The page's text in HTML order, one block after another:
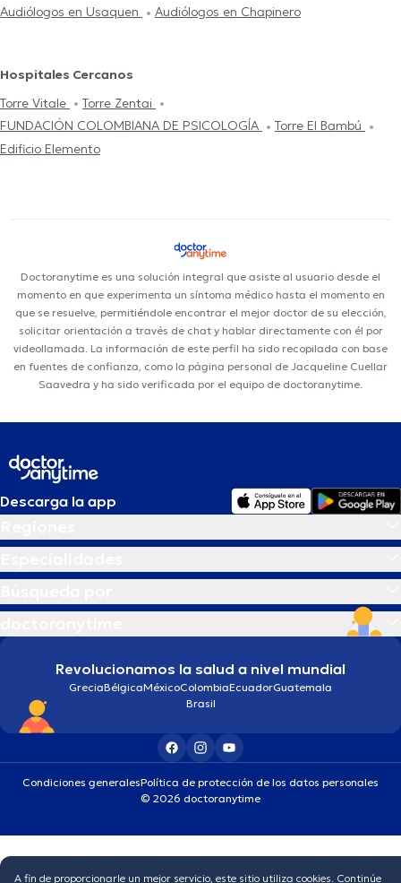
Audiólogos en Usaquen
Audiólogos en Chapinero
Hospitales Cercanos
Torre Vitale
Torre Zentai
FUNDACIÓN COLOMBIANA DE PSICOLOGÍA
Torre El Bambú
Edificio Elemento
Doctoranytime es una solución integral que asiste al usuario desde el
momento en que experimenta un síntoma médico hasta el momento en
que se resuelve, permitiéndole encontrar el mejor doctor de su elección,
solicitar orientación a través de chat y hablar directamente con él por
videollamada. La información de este perfil ha sido recopilada con base
en fuentes de confianza, como la página personal de Jacqueline Cuellar
Saavedra y ha sido verificada por el equipo de doctoranytime.
Descarga la app
Revolucionamos la salud a nivel mundial
GreciaBélgicaMéxicoColombiaEcuadorGuatemala
Brasil
Condiciones generalesPolítica de protección de los datos personales
© 2026 doctoranytime
A fin de proporcionarle un mejor servicio, este sitio utiliza cookies. Continúe